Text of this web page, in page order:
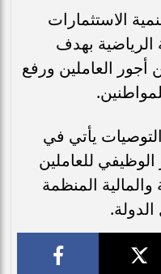
الاستثمارات
الرياضية بهدف
أجور العاملين ورفع
يأتي في
للعاملين
والمالية المنظمة